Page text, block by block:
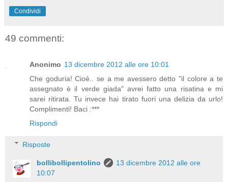
Condividi
49 commenti:
Anonimo 13 dicembre 2012 alle ore 10:01
Che goduria! Cioè.. se a me avessero detto "il colore a te
assegnato è il verde giada" avrei fatto una risatina e mi
sarei ritirata. Tu invece hai tirato fuori una delizia da urlo!
Complimenti! Baci :***
Rispondi
Risposte
bollibollipentolino
13 dicembre 2012 alle ore
10:07